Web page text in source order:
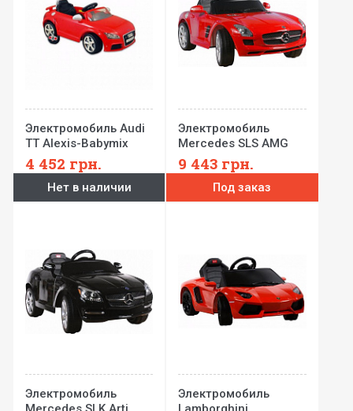
Электромобиль Audi
TT Alexis-Babymix
4 452 грн.
Нет в наличии
Электромобиль
Mercedes SLS AMG
Arti
9 443 грн.
Под заказ
Электромобиль
Электромобиль